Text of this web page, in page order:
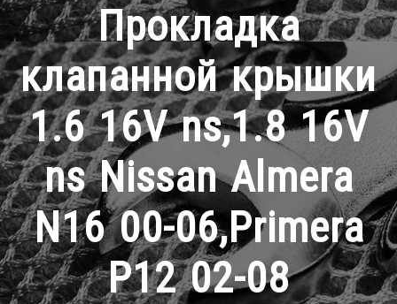
Прокладка
клапанной крышки
1.6 16V ns,1.8 16V
ns Nissan Almera
N16 00-06,Primera
P12 02-08